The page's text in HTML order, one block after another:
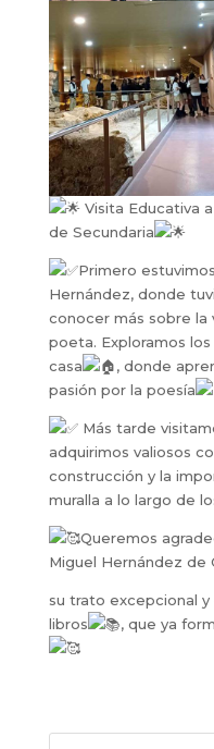
Visita Educativa
de Secundaria
Primero
Hernández, donde
conocer más sobre
poeta. Exploramos
casa
, donde
pasión por la poesía
Más tarde
adquirimos valiosos
construcción y la
muralla a lo largo de
Queremos
Miguel Hernández de
su trato excepcional y
libros
, que ya